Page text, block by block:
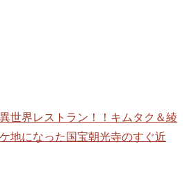
世界レストラン！！キムタク＆綾
地になった国宝朝光寺のすぐ近